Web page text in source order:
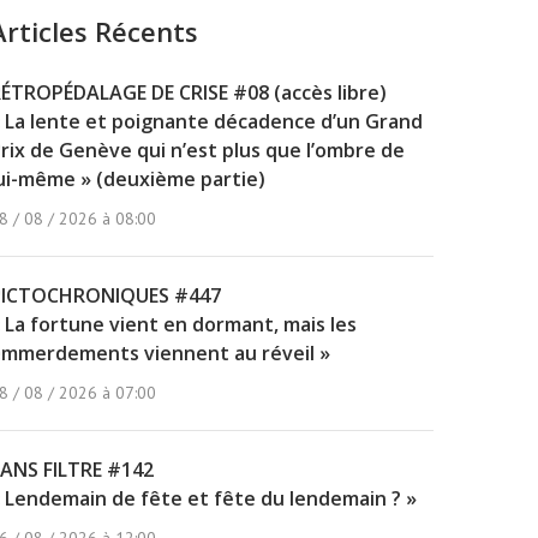
Récents
DE CRISE #08 (accès libre)
La lente et poignante décadence d’un Grand
de Genève qui n’est plus que l’ombre de
même » (deuxième partie)
/ 08 / 2026 à 08:00
#447
La fortune vient en dormant, mais les
viennent au réveil »
/ 08 / 2026 à 07:00
FILTRE #142
Lendemain de fête et fête du lendemain ? »